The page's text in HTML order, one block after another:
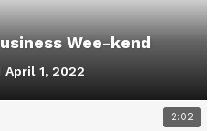
Wee-kend
April 1, 2022
2:02